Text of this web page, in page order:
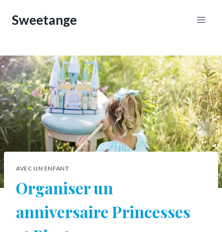
Sweetange
AVEC UN ENFANT
Organiser un
anniversaire Princesses